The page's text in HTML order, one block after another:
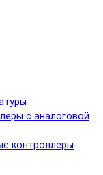
с аналоговой
контроллеры